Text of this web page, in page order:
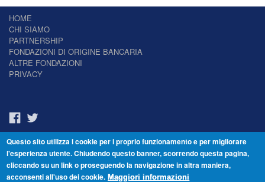
HOME
CHI SIAMO
PARTNERSHIP
FONDAZIONI DI ORIGINE BANCARIA
ALTRE FONDAZIONI
PRIVACY
Il Giornale delle Fondazioni - Periodico telematico
Reg. Tribunale n.7 del 22/07/2014 – ISSN 2421-2466
© Fondazione Venezia 2000 - Dorsoduro 3488/U - 30123 Venezia - Italia -
Questo sito utilizza i cookie per i proprio funzionamento e per migliorare
l'esperienza utente. Chiudendo questo banner, scorrendo questa pagina,
cliccando su un link o proseguendo la navigazione in altra maniera,
acconsenti all'uso dei cookie. Maggiori informazioni